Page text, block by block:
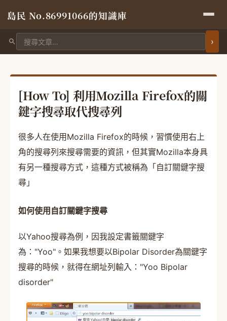
島民 No.86991066的知識庫
搜尋文章
[How To] 利用Mozilla Firefox的關
鍵字搜尋取代搜尋列
很多人在使用Mozilla Firefox的時候，習慣使用右上
角的搜尋列來搜尋需要的資訊，但其實Mozilla本身具
有另一種搜尋方式，這種方式被稱為「自訂關鍵字搜
尋」
如何使用自訂關鍵字搜尋
以Yahoo搜尋為例，因我設定書籤關鍵字
為："Yoo"。如果我想要以Bipolar Disorder為關鍵字
搜尋的時候，就得在網址列輸入："Yoo Bipolar
disorder"